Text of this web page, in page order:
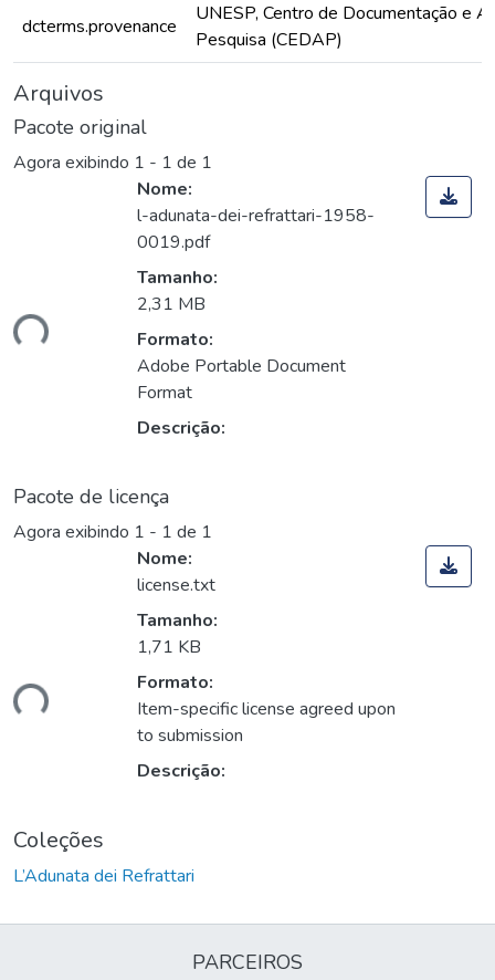
dcterms.provenance
UNESP, Centro de Documentação e
Pesquisa (CEDAP)
Arquivos
Pacote original
Agora exibindo 1 - 1 de 1
Nome:
l-adunata-dei-refrattari-1958-
0019.pdf
Tamanho:
2,31 MB
Formato:
Adobe Portable Document
Format
Descrição:
Pacote de licença
Agora exibindo 1 - 1 de 1
Nome:
license.txt
Tamanho:
1,71 KB
Formato:
Item-specific license agreed upon
to submission
Descrição:
Coleções
L’Adunata dei Refrattari
PARCEIROS